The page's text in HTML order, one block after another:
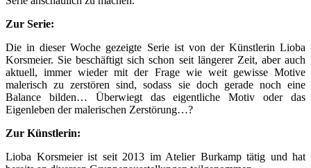
Zur Serie:
Die in dieser Woche gezeigte Serie ist von der Künstlerin Lioba
Korsmeier. Sie beschäftigt sich schon seit längerer Zeit, aber auch
aktuell, immer wieder mit der Frage wie weit gewisse Motive
malerisch zu zerstören sind, sodass sie doch gerade noch eine
Balance bilden… Überwiegt das eigentliche Motiv oder das
Eigenleben der malerischen Zerstörung…?
Zur Künstlerin:
Lioba Korsmeier ist seit 2013 im Atelier Burkamp tätig und hat